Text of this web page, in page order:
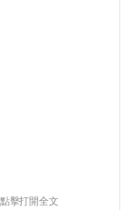
點擊打開全文